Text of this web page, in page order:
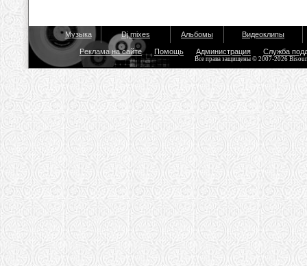
Музыка Dj mixes Альбомы Видеоклипы
Реклама на сайте Помощь Администрация Служба
Все права защищены © 2007-2026